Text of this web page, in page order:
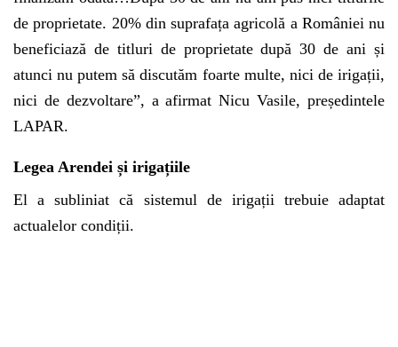
de proprietate. 20% din suprafața agricolă a României nu
beneficiază de titluri de proprietate după 30 de ani și
atunci nu putem să discutăm foarte multe, nici de irigații,
nici de dezvoltare”, a afirmat Nicu Vasile, președintele
LAPAR.
Legea Arendei și irigațiile
El a subliniat că sistemul de irigații trebuie adaptat
actualelor condiții.